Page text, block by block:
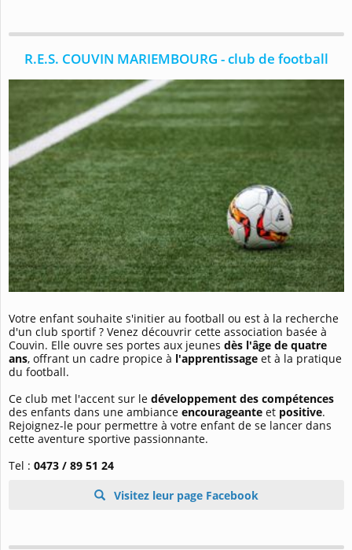
R.E.S. COUVIN MARIEMBOURG - club de football
Votre enfant souhaite s'initier au football ou est à la recherche
d'un club sportif ? Venez découvrir cette association basée à
Couvin. Elle ouvre ses portes aux jeunes dès l'âge de quatre
ans, offrant un cadre propice à l'apprentissage et à la pratique
du football.
Ce club met l'accent sur le développement des compétences
des enfants dans une ambiance encourageante et positive.
Rejoignez-le pour permettre à votre enfant de se lancer dans
cette aventure sportive passionnante.
Tel : 0473 / 89 51 24
Visitez leur page Facebook